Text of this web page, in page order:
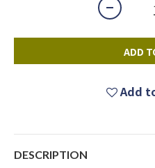
ADD
Add
DESCRIPTION